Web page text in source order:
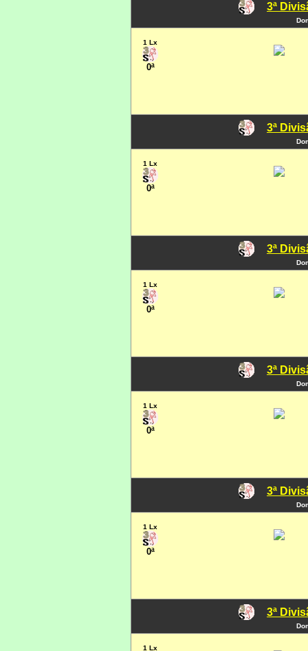
3ª
1 Lx
0ª
3ª
1 Lx
0ª
3ª
1 Lx
0ª
3ª
1 Lx
0ª
3ª
1 Lx
0ª
3ª
1 Lx